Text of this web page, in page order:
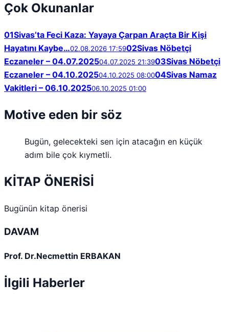
Çok Okunanlar
01Sivas’ta Feci Kaza: Yayaya Çarpan Araçta Bir Kişi
Hayatını Kaybe…02.08.2026 17:5902Sivas Nöbetçi
Eczaneler – 04.07.202504.07.2025 21:3903Sivas Nöbetçi
Eczaneler – 04.10.202504.10.2025 08:0004Sivas Namaz
Vakitleri – 06.10.202506.10.2025 01:00
Motive eden bir söz
Bugün, gelecekteki sen için atacağın en küçük
adım bile çok kıymetli.
KİTAP ÖNERİSİ
Bugünün kitap önerisi
DAVAM
Prof. Dr.Necmettin ERBAKAN
İlgili Haberler